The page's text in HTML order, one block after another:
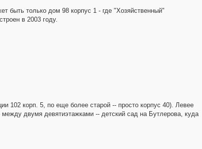
быть только дом 98 корпус 1 - где "Хозяйственный"
в 2003 году.
102 корп. 5, по еще более старой -- просто корпус 40). Левее
двумя девятиэтажками -- детский сад на Бутлерова, куда